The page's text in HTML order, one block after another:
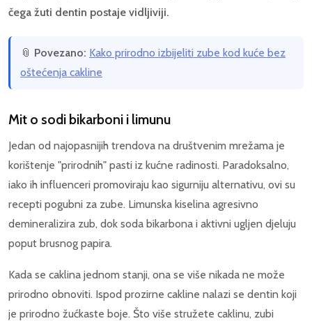
čega žuti dentin postaje vidljiviji.
📎 Povezano: Kako prirodno izbijeliti zube kod kuće bez
oštećenja cakline
Mit o sodi bikarboni i limunu
Jedan od najopasnijih trendova na društvenim mrežama je
korištenje "prirodnih" pasti iz kućne radinosti. Paradoksalno,
iako ih influenceri promoviraju kao sigurniju alternativu, ovi su
recepti pogubni za zube. Limunska kiselina agresivno
demineralizira zub, dok soda bikarbona i aktivni ugljen djeluju
poput brusnog papira.
Kada se caklina jednom stanji, ona se više nikada ne može
prirodno obnoviti. Ispod prozirne cakline nalazi se dentin koji
je prirodno žućkaste boje. Što više stružete caklinu, zubi